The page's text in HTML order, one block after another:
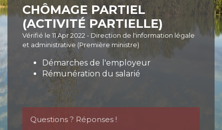
CHÔMAGE PARTIEL
(ACTIVITÉ PARTIELLE)
Vérifié le 11 Apr 2022 - Direction de l'information légale
et administrative (Première ministre)
Démarches de l'employeur
Rémunération du salarié
Questions ? Réponses !